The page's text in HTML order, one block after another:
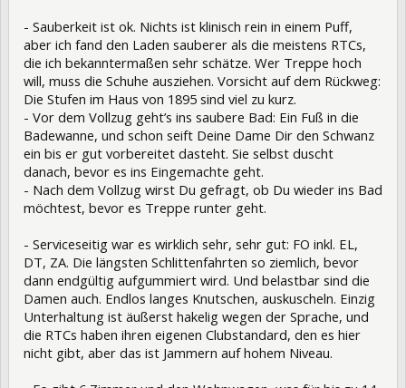
- Sauberkeit ist ok. Nichts ist klinisch rein in einem Puff,
aber ich fand den Laden sauberer als die meistens RTCs,
die ich bekanntermaßen sehr schätze. Wer Treppe hoch
will, muss die Schuhe ausziehen. Vorsicht auf dem Rückweg:
Die Stufen im Haus von 1895 sind viel zu kurz.
- Vor dem Vollzug geht’s ins saubere Bad: Ein Fuß in die
Badewanne, und schon seift Deine Dame Dir den Schwanz
ein bis er gut vorbereitet dasteht. Sie selbst duscht
danach, bevor es ins Eingemachte geht.
- Nach dem Vollzug wirst Du gefragt, ob Du wieder ins Bad
möchtest, bevor es Treppe runter geht.
- Serviceseitig war es wirklich sehr, sehr gut: FO inkl. EL,
DT, ZA. Die längsten Schlittenfahrten so ziemlich, bevor
dann endgültig aufgummiert wird. Und belastbar sind die
Damen auch. Endlos langes Knutschen, auskuscheln. Einzig
Unterhaltung ist äußerst hakelig wegen der Sprache, und
die RTCs haben ihren eigenen Clubstandard, den es hier
nicht gibt, aber das ist Jammern auf hohem Niveau.